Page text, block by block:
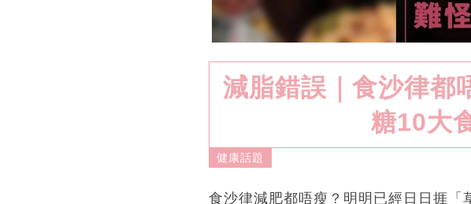
減脂錯誤｜食沙律都
糖10大
健康話題
食沙律減肥都唔瘦？明明已經日日捱「